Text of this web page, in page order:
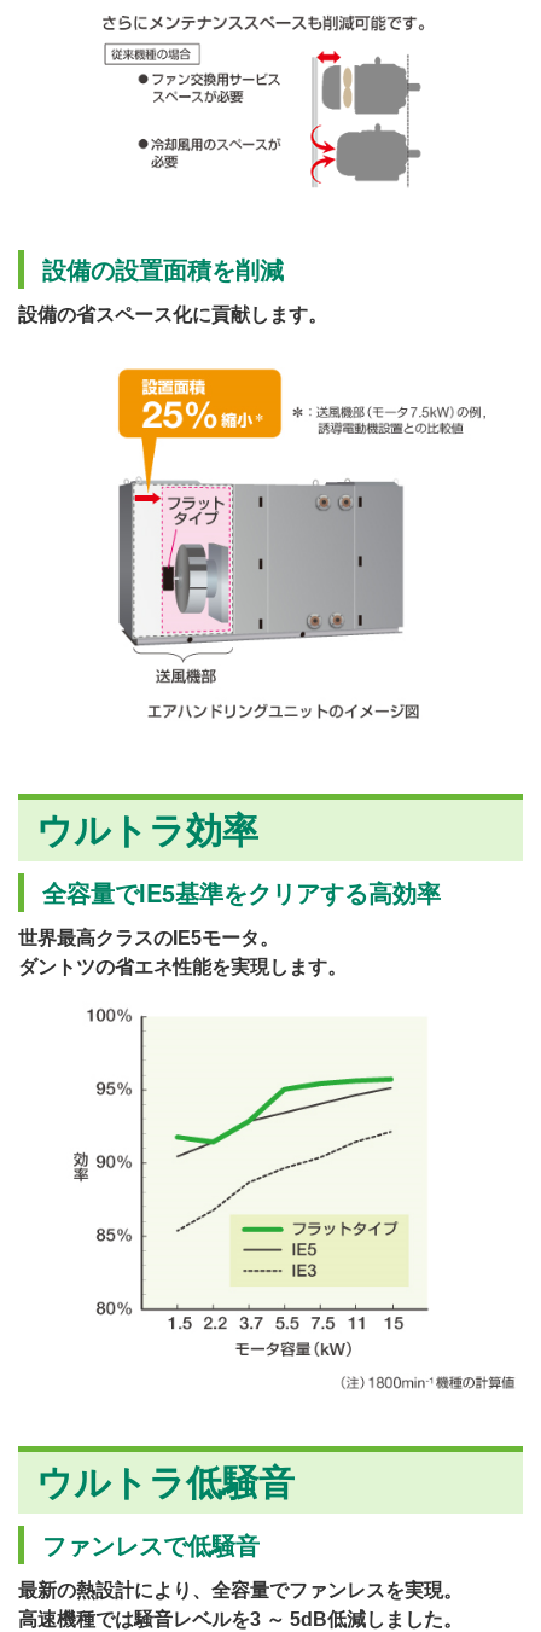
設備の設置面積を削減
設備の省スペース化に貢献します。
ウルトラ効率
全容量でIE5基準をクリアする高効率
世界最高クラスのIE5モータ。
ダントツの省エネ性能を実現します。
ウルトラ低騒音
ファンレスで低騒音
最新の熱設計により、全容量でファンレスを実現。
高速機種では騒音レベルを3 ～ 5dB低減しました。